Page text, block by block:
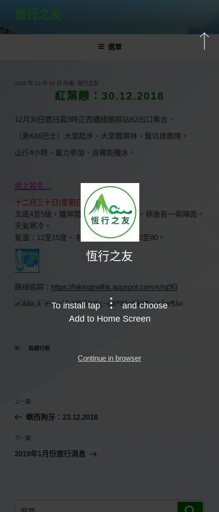
主
恆行之友
選單
發
2018 年 12 月 24 日 作者: 恆行之友
紅葉戀：30.12.2018
12月30日週日晨9時正西鐵綫朗屏站B2出口集合。
（乘K66巴士）大棠起步、大棠楓葉林、藍坑排散隊。
山行4小時、量力參加、自備乾糧水。
網上報名…
十二月三十日(星期日)
北風4至5級，離岸間中6級。 大致多雲，稍後有一兩陣雨。
天氣寒冷。
氣溫：12至15度。 相對濕度：百分之60至80。
路缐追踪： https://hikingtrailhk.appspot.com/s/rg9l3
分
每週行程
文
覽
上
一
文
章
上一篇
嶼西狗牙：23.12.2018
下
一
下一篇
2019年1月份旅行消息
恆行之友
To install tap
and choose
Add to Home Screen
Continue in browser